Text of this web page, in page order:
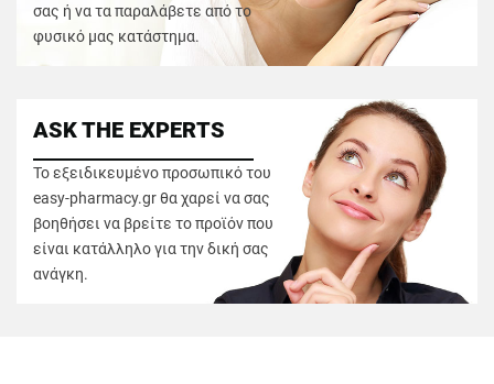
σας ή να τα παραλάβετε από το
φυσικό μας κατάστημα.
ASK THE EXPERTS
Το εξειδικευμένο προσωπικό του
easy-pharmacy.gr θα χαρεί να σας
βοηθήσει να βρείτε το προϊόν που
είναι κατάλληλο για την δική σας
ανάγκη.